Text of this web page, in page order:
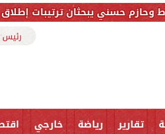
ترتيبات إطلاق أولى بطولات
رئيس
تقارير رياضة خارجي